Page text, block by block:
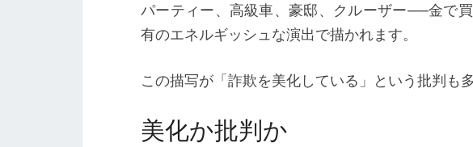
パーティー、高級車、豪邸、クルーザー──金で
有のエネルギッシュな演出で描かれます。
この描写が「詐欺を美化している」という批判も
美化か批判か